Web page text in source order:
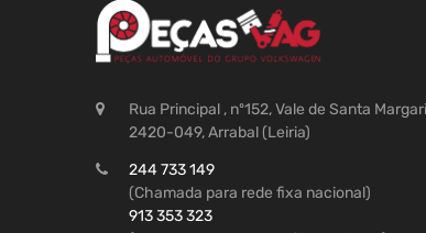
Rua Principal , nº152, Vale de Santa
2420-049, Arrabal (Leiria)
244 733 149
(Chamada para rede fixa nacional)
913 353 323